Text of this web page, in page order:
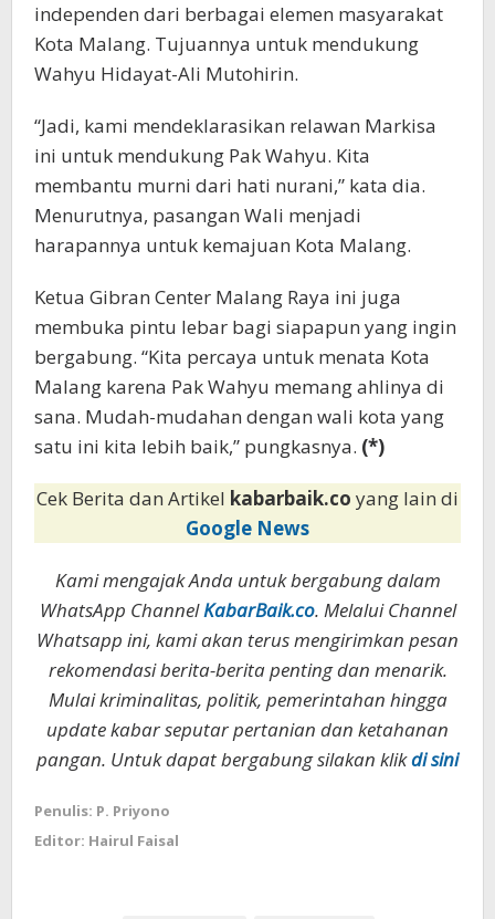
independen dari berbagai elemen masyarakat
Kota Malang. Tujuannya untuk mendukung
Wahyu Hidayat-Ali Mutohirin.
“Jadi, kami mendeklarasikan relawan Markisa
ini untuk mendukung Pak Wahyu. Kita
membantu murni dari hati nurani,” kata dia.
Menurutnya, pasangan Wali menjadi
harapannya untuk kemajuan Kota Malang.
Ketua Gibran Center Malang Raya ini juga
membuka pintu lebar bagi siapapun yang ingin
bergabung. “Kita percaya untuk menata Kota
Malang karena Pak Wahyu memang ahlinya di
sana. Mudah-mudahan dengan wali kota yang
satu ini kita lebih baik,” pungkasnya. (*)
Cek Berita dan Artikel kabarbaik.co yang lain di
Google News
Kami mengajak Anda untuk bergabung dalam
WhatsApp ChannelKabarBaik.co. Melalui Channel
Whatsapp ini, kami akan terus mengirimkan pesan
rekomendasi berita-berita penting dan menarik.
Mulai kriminalitas, politik, pemerintahan hingga
update kabar seputar pertanian dan ketahanan
pangan. Untuk dapat bergabung silakan klikdi sini
Penulis: P. Priyono
Editor: Hairul Faisal